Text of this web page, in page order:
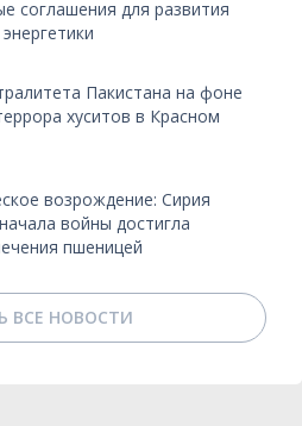
соглашения для развития
Пакистана на фоне
хуситов в Красном
возрождение: Сирия
войны достигла
пшеницей
ВСЕ НОВОСТИ